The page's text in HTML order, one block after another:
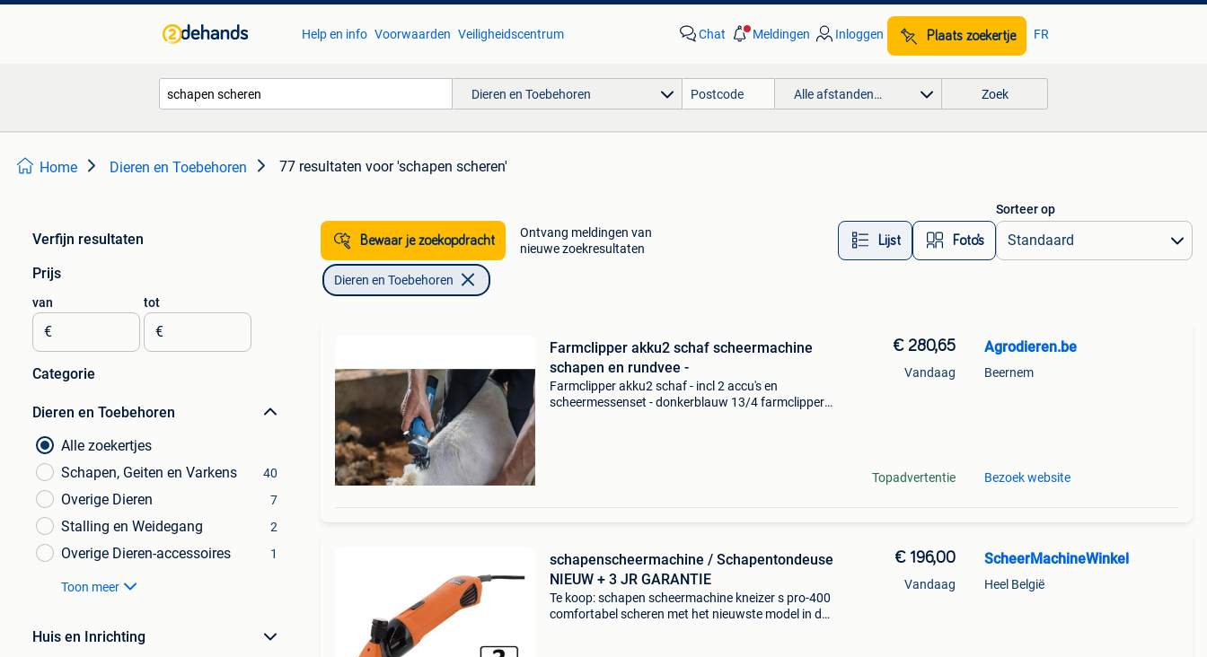
Help en info Voorwaarden Veiligheidscentrum Chat Meldingen Inloggen Plaats zoekertje FR
Dieren en Toebehoren Alle afstanden… Zoek
Home Dieren en Toebehoren 77 resultaten voor 'schapen scheren'
Verfijn resultaten
Prijs
van
€
tot
€
Categorie
Dieren en Toebehoren
Alle zoekertjes
Schapen, Geiten en Varkens
40
Overige Dieren 7
Stalling en Weidegang 2
Overige Dieren-accessoires 1
Toon meer
Huis en Inrichting
Bewaar je zoekopdracht
Ontvang meldingen van
nieuwe zoekresultaten
Lijst Foto’s
Sorteer op
Dieren en Toebehoren
Farmclipper akku2 schaf scheermachine
schapen en rundvee -
Farmclipper akku2 schaf - incl 2 accu's en
scheermessenset - donkerblauw 13/4 farmclipper
€ 280,65
Vandaag
Topadvertentie
Agrodieren.be
Beernem
Bezoek website
schapenscheermachine / Schapentondeuse
NIEUW + 3 JR GARANTIE
Te koop: schapen scheermachine kneizer s pro-400
comfortabel scheren met het nieuwste model in de
€ 196,00
Vandaag
ScheerMachineWinkel
Heel België